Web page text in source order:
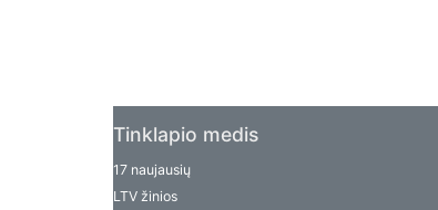
Tinklapio medis
17 naujausių
LTV žinios